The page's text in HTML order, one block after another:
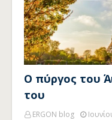
Ο πύργος του
του
ERGON blog